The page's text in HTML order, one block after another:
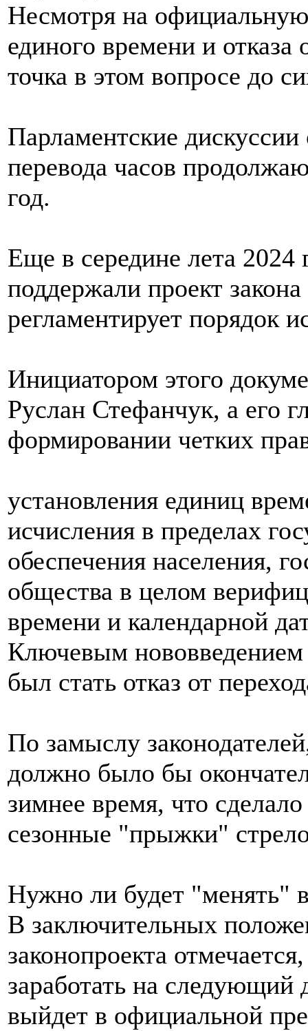
Несмотря на
единого времени и отказа
точка в этом вопросе до
Парламентские дискуссии
перевода часов
год.
Еще в середине лета 2024
поддержали проект
регламентирует порядок
Инициатором этого
Руслан Стефанчук, а его
формировании четких
установления единиц
исчисления в пределах
обеспечения населения,
общества в целом
времени и календарной
Ключевым нововведением
был стать отказ от
По замыслу
должно было бы
зимнее время, что
сезонные "прыжки"
Нужно ли будет "менять"
В заключительных
законопроекта
заработать на следующий
выйдет в официальной